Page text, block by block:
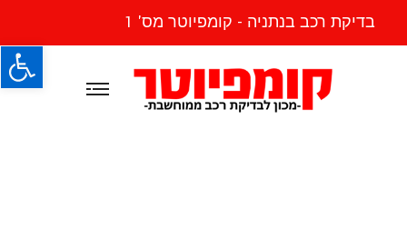
בדיקת רכב בנתניה - קומפיוטר מס' 1